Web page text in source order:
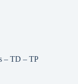
– TD – TP